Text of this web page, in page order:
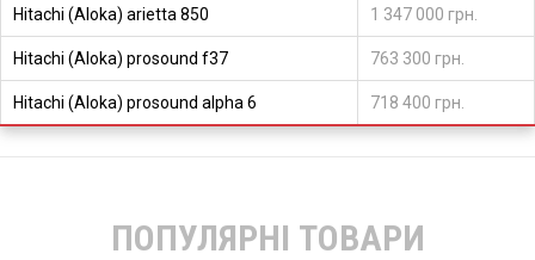
Hitachi (Aloka) arietta 850 1 347 000 грн.
Hitachi (Aloka) prosound f37 763 300 грн.
Hitachi (Aloka) prosound alpha 6 718 400 грн.
ПОПУЛЯРНІ ТОВАРИ